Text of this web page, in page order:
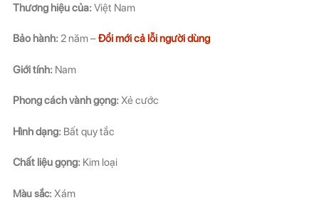
Thương hiệu của:Việt Nam
Bảo hành: 2 năm –Đổi mới cả lỗi người dùng
Giới tính: Nam
Phong cách vành gọng:Xẻ cước
Hình dạng: Bất quy tắc
Chất liệu gọng: Kim loại
Màu sắc: Xám